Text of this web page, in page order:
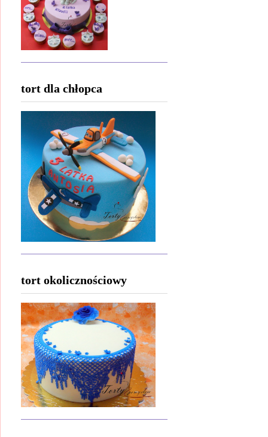
tort dla chłopca
tort okolicznościowy